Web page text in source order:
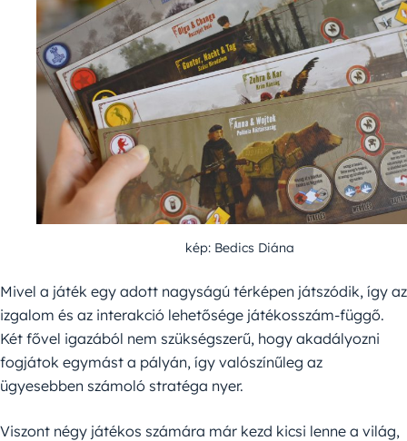
kép: Bedics Diána
Mivel a játék egy adott nagyságú térképen játszódik, így az
izgalom és az interakció lehetősége játékosszám-függő.
Két fővel igazából nem szükségszerű, hogy akadályozni
fogjátok egymást a pályán, így valószínűleg az
ügyesebben számoló stratéga nyer.
Viszont négy játékos számára már kezd kicsi lenne a világ,